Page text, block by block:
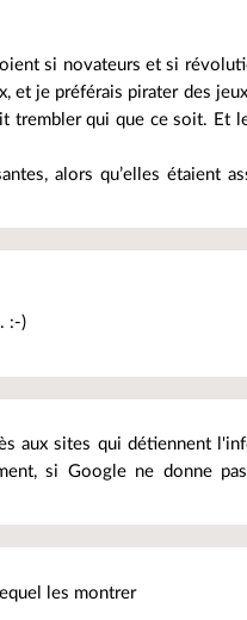
si novateurs et si
et je préférais pirater des
trembler qui que ce soit. Et
alors qu’elles étaient
:-)
aux sites qui détiennent
si Google ne donne
les montrer